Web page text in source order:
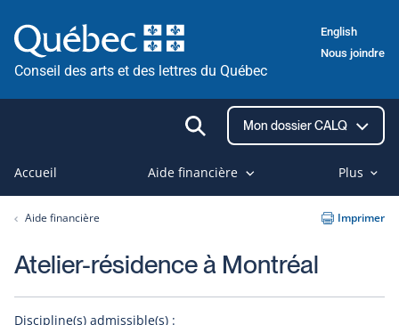
au
contenu
Conseil des arts et des lettres du Québec
English
Nous joindre
Ouvrir
la
recherche
Mon dossier CALQ
Accueil Aide financière Plus
Aide financière Imprimer
Atelier-résidence à Montréal
Discipline(s) admissible(s) :